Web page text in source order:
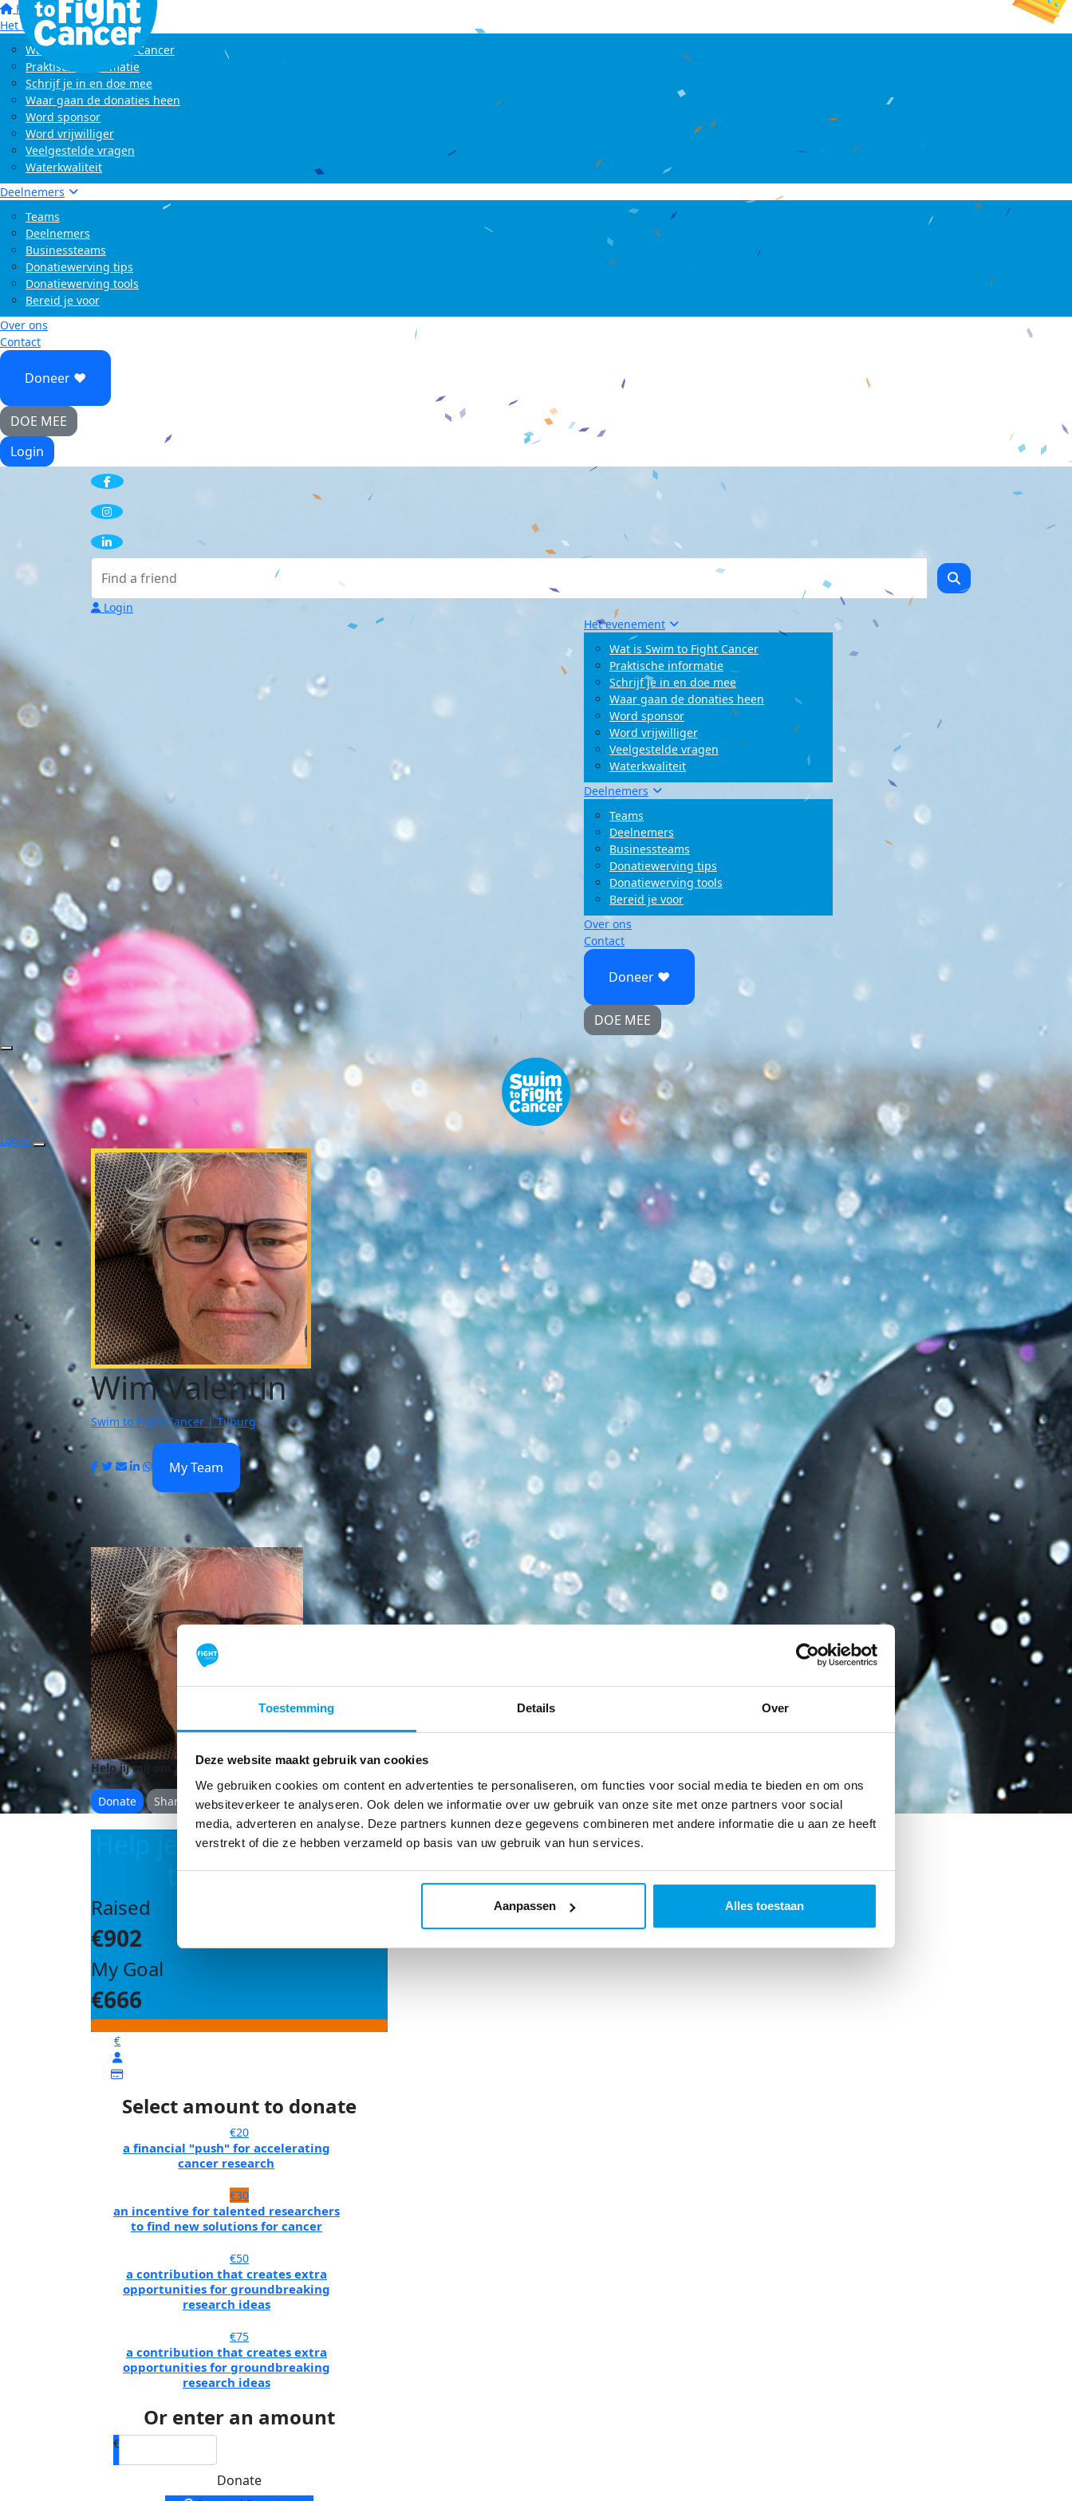
Toestemming Details Over
Deze website maakt gebruik van cookies
We gebruiken cookies om content en advertenties te personaliseren, om functies voor social media te bieden en om ons
websiteverkeer te analyseren. Ook delen we informatie over uw gebruik van onze site met onze partners voor social
media, adverteren en analyse. Deze partners kunnen deze gegevens combineren met andere informatie die u aan ze heeft
verstrekt of die ze hebben verzameld op basis van uw gebruik van hun services.
Aanpassen Alles toestaan
Home
Het evenement
Wat is Swim to Fight Cancer
Praktische informatie
Schrijf je in en doe mee
Waar gaan de donaties heen
Word sponsor
Word vrijwilliger
Veelgestelde vragen
Waterkwaliteit
Deelnemers
Teams
Deelnemers
Businessteams
Donatiewerving tips
Donatiewerving tools
Bereid je voor
Over ons
Contact
Doneer ♥
DOE MEE
Login
Login
Het evenement
Wat is Swim to Fight Cancer
Praktische informatie
Schrijf je in en doe mee
Waar gaan de donaties heen
Word sponsor
Word vrijwilliger
Veelgestelde vragen
Waterkwaliteit
Deelnemers
Teams
Deelnemers
Businessteams
Donatiewerving tips
Donatiewerving tools
Bereid je voor
Over ons
Contact
Doneer ♥
DOE MEE
Login
Wim Valentin
Swim to Fight Cancer | Tilburg
My Team
Help jij mij om mijn doel te behalen?
Donate Share
Help je mij om mijn doel
te bereiken?
Raised
€902
My Goal
€666
€
Select amount to donate
€20
a financial "push" for accelerating
cancer research
€30
an incentive for talented researchers
to find new solutions for cancer
€50
a contribution that creates extra
opportunities for groundbreaking
research ideas
€75
a contribution that creates extra
opportunities for groundbreaking
research ideas
Or enter an amount
€
Donate